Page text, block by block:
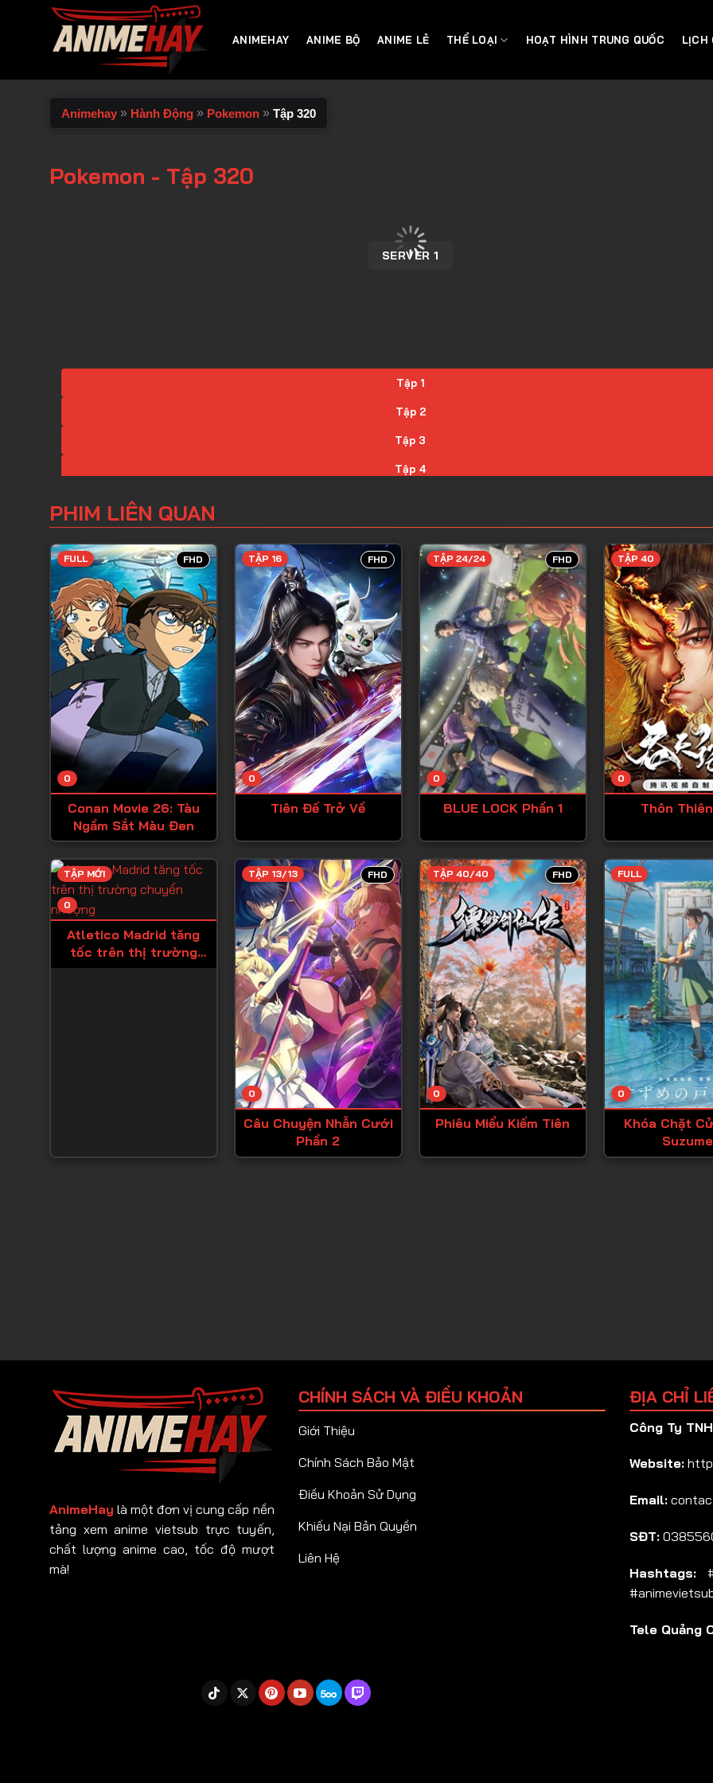
ANIMEHAY ANIME BỘ ANIME LẺ THỂ LOẠI HOẠT HÌNH TRUNG QUỐC LỊCH
Animehay » Hành Động » Pokemon » Tập 320
Pokemon - Tập 320
SERVER 1
Tập 1
Tập 2
Tập 3
Tập 4
Tập 6
Tập 7
Tập 8
Tập 9
Tập 10
Tập 11
Tập 12
Tập 13
Tập 14
Tập 15
Tập 17
Tập 18
Tập 19
Tập 20
Tập 21
Tập 22
Tập 23
Tập 24
Tập 25
Tập 26
Tập 27
Tập 28
Tập 36
Tập 37
Tập 39
Tập 40
Tập 41
PHIM LIÊN QUAN
FHD
0
FULL
Conan Movie 26: Tàu
Ngầm Sắt Màu Đen
FHD
0
TẬP 16
Tiên Đế Trở Về
FHD
0
TẬP 24/24
BLUE LOCK Phần 1
0
TẬP 40
Thôn
0
TẬP MỚI
Atletico Madrid tăng
tốc trên thị trường
chuyển nhượng
FHD
0
TẬP 13/13
Câu Chuyện Nhẫn Cưới
Phần 2
FHD
0
TẬP 40/40
Phiêu Miểu Kiếm Tiên
0
FULL
Khóa Chặt
Suzume
AnimeHay là một đơn vị cung cấp nền
tảng xem anime vietsub trực tuyến,
chất lượng anime cao, tốc độ mượt
mà!
CHÍNH SÁCH VÀ ĐIỀU KHOẢN
Giới Thiệu
Chính Sách Bảo Mật
Điều Khoản Sử Dụng
Khiếu Nại Bản Quyền
Liên Hệ
ĐỊA CHỈ
Công Ty
Website:
Email:
SĐT:
Hashtags:
Tele Quảng